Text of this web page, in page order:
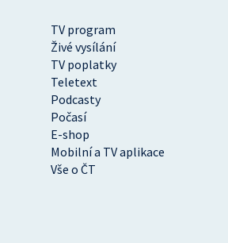
TV program
Živé vysílání
TV poplatky
Teletext
Podcasty
Počasí
E-shop
Mobilní a TV aplikace
Vše o ČT